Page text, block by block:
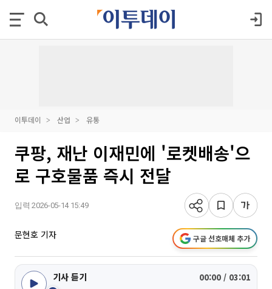
이투데이 산업 유통
쿠팡, 재난 이재민에 '로켓배송'으
로 구호물품 즉시 전달
입력 2026-05-14 15:49
문현호 기자 구글 선호매체 추가
기사 듣기 00:00 / 03:01